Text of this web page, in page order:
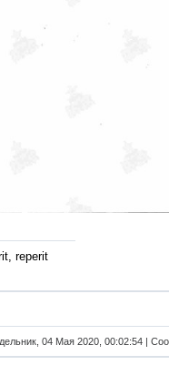
reperit
04 Мая 2020, 00:02:54 |